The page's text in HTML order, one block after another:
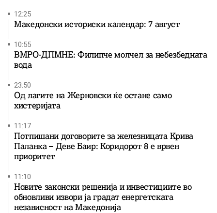
12:25
Македонски историски календар: 7 август
10:55
ВМРО-ДПМНЕ: Филипче молчел за небезбедната
вода
23:50
Од лагите на Жерновски ќе остане само
хистеријата
11:17
Потпишани договорите за железницата Крива
Паланка – Деве Баир: Коридорот 8 е врвен
приоритет
11:10
Новите законски решенија и инвестициите во
обновливи извори ја градат енергетската
независност на Македонија